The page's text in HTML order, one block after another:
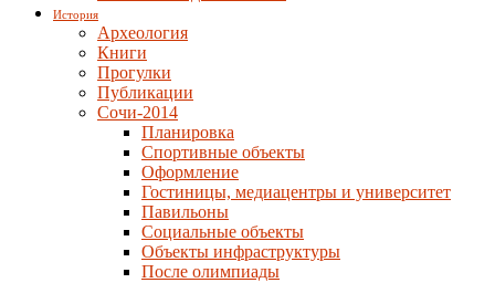
История
Археология
Книги
Прогулки
Публикации
Сочи-2014
Планировка
Спортивные объекты
Оформление
Гостиницы, медиацентры и университет
Павильоны
Социальные объекты
Объекты инфраструктуры
После олимпиады